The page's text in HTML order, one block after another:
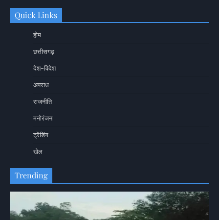
Quick Links
होम
छत्तीसगढ़
देश-विदेश
अपराध
राजनीति
मनोरंजन
ट्रेंडिंग
खेल
Trending